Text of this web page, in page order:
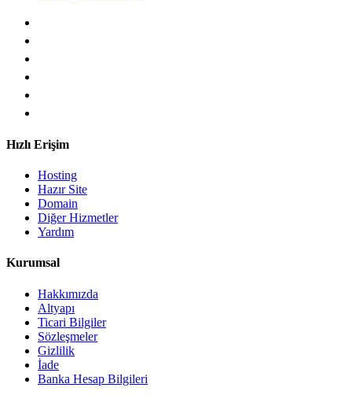
Hızlı Erişim
Hosting
Hazır Site
Domain
Diğer Hizmetler
Yardım
Kurumsal
Hakkımızda
Altyapı
Ticari Bilgiler
Sözleşmeler
Gizlilik
İade
Banka Hesap Bilgileri